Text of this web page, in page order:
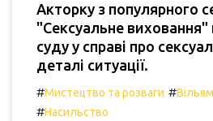
Акторку з популярного
"Сексуальне
суду у справі про
деталі ситуації.
#Мистецтво та розваги #
#Насильство